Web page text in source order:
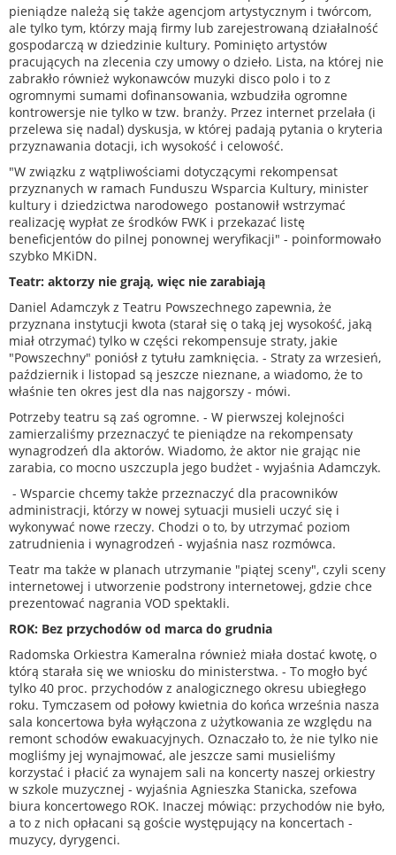
pieniądze należą się także agencjom artystycznym i twórcom,
ale tylko tym, którzy mają firmy lub zarejestrowaną działalność
gospodarczą w dziedzinie kultury. Pominięto artystów
pracujących na zlecenia czy umowy o dzieło. Lista, na której nie
zabrakło również wykonawców muzyki disco polo i to z
ogromnymi sumami dofinansowania, wzbudziła ogromne
kontrowersje nie tylko w tzw. branży. Przez internet przelała (i
przelewa się nadal) dyskusja, w której padają pytania o kryteria
przyznawania dotacji, ich wysokość i celowość.
"W związku z wątpliwościami dotyczącymi rekompensat
przyznanych w ramach Funduszu Wsparcia Kultury, minister
kultury i dziedzictwa narodowego postanowił wstrzymać
realizację wypłat ze środków FWK i przekazać listę
beneficjentów do pilnej ponownej weryfikacji" - poinformowało
szybko MKiDN.
Teatr: aktorzy nie grają, więc nie zarabiają
Daniel Adamczyk z Teatru Powszechnego zapewnia, że
przyznana instytucji kwota (starał się o taką jej wysokość, jaką
miał otrzymać) tylko w części rekompensuje straty, jakie
"Powszechny" poniósł z tytułu zamknięcia. - Straty za wrzesień,
październik i listopad są jeszcze nieznane, a wiadomo, że to
właśnie ten okres jest dla nas najgorszy - mówi.
Potrzeby teatru są zaś ogromne. - W pierwszej kolejności
zamierzaliśmy przeznaczyć te pieniądze na rekompensaty
wynagrodzeń dla aktorów. Wiadomo, że aktor nie grając nie
zarabia, co mocno uszczupla jego budżet - wyjaśnia Adamczyk.
- Wsparcie chcemy także przeznaczyć dla pracowników
administracji, którzy w nowej sytuacji musieli uczyć się i
wykonywać nowe rzeczy. Chodzi o to, by utrzymać poziom
zatrudnienia i wynagrodzeń - wyjaśnia nasz rozmówca.
Teatr ma także w planach utrzymanie "piątej sceny", czyli sceny
internetowej i utworzenie podstrony internetowej, gdzie chce
prezentować nagrania VOD spektakli.
ROK: Bez przychodów od marca do grudnia
Radomska Orkiestra Kameralna również miała dostać kwotę, o
którą starała się we wniosku do ministerstwa. - To mogło być
tylko 40 proc. przychodów z analogicznego okresu ubiegłego
roku. Tymczasem od połowy kwietnia do końca września nasza
sala koncertowa była wyłączona z użytkowania ze względu na
remont schodów ewakuacyjnych. Oznaczało to, że nie tylko nie
mogliśmy jej wynajmować, ale jeszcze sami musieliśmy
korzystać i płacić za wynajem sali na koncerty naszej orkiestry
w szkole muzycznej - wyjaśnia Agnieszka Stanicka, szefowa
biura koncertowego ROK. Inaczej mówiąc: przychodów nie było,
a to z nich opłacani są goście występujący na koncertach -
muzycy, dyrygenci.